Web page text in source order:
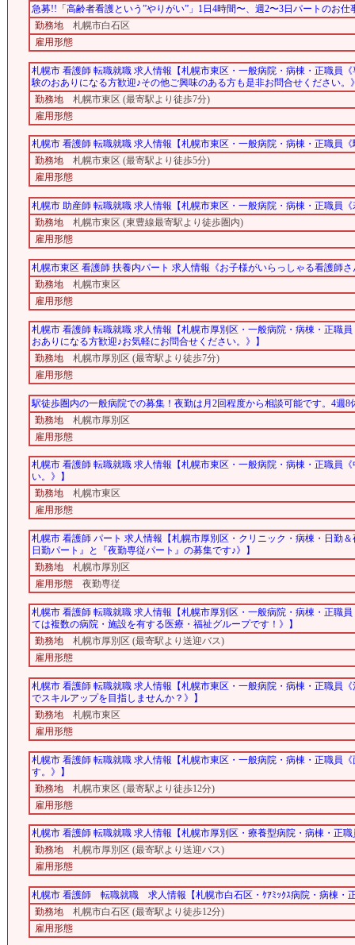
急募!!「高齢者看護という”やりがい”」1日4時間〜、週2〜3日パートのお
勤務地
札幌市白石区
雇用形態
札幌市 看護師 転職就職 求人情報【札幌市東区・一般病院・病棟・正職員
験のおありになる方歓迎♪その他ご興味のある方も是非お問合せください。
勤務地
札幌市東区 (最寄駅より徒歩7分)
雇用形態
札幌市 看護師 転職就職 求人情報【札幌市東区・一般病院・病棟・正職員
勤務地
札幌市東区 (最寄駅より徒歩5分)
雇用形態
札幌市 助産師 転職就職 求人情報【札幌市東区・一般病院・病棟・正職員
勤務地
札幌市東区 (東豊線最寄駅より徒歩圏内)
雇用形態
札幌市東区 看護師 扶養内パート 求人情報《お子様がいらっしゃる看護師
勤務地
札幌市東区
雇用形態
札幌市 看護師 転職就職 求人情報【札幌市厚別区・一般病院・病棟・正職
おありになる方歓迎♪お気軽にお問合せください。》】
勤務地
札幌市厚別区 (最寄駅より徒歩7分)
雇用形態
駅徒歩圏内の一般病院での募集！夜勤は月2回程度から相談可能です。4週8
勤務地
札幌市厚別区
雇用形態
札幌市 看護師 転職就職 求人情報【札幌市東区・一般病院・病棟・正職員
い。》】
勤務地
札幌市東区
雇用形態
札幌市 看護師 パート 求人情報【札幌市厚別区・クリニック・病棟・日勤
日勤パート』と『夜勤専従パート』の募集です♪》】
勤務地
札幌市厚別区
雇用形態
夜勤専従
札幌市 看護師 転職就職 求人情報【札幌市厚別区・一般病院・病棟・正職
ては複数の病院・施設を有する医療・福祉グループです！》】
勤務地
札幌市厚別区 (最寄駅より送迎バス)
雇用形態
札幌市 看護師 転職就職 求人情報【札幌市東区・一般病院・病棟・正職員
でスキルアップを目指しませんか？》】
勤務地
札幌市東区
雇用形態
札幌市 看護師 転職就職 求人情報【札幌市東区・一般病院・病棟・正職員
す。》】
勤務地
札幌市東区 (最寄駅より徒歩12分)
雇用形態
札幌市 看護師 転職就職 求人情報【札幌市厚別区・療養型病院・病棟・正
勤務地
札幌市厚別区 (最寄駅より送迎バス)
雇用形態
札幌市 看護師 転職就職 求人情報【札幌市白石区・ｹｱﾐｯｸｽ病院・病棟・
勤務地
札幌市白石区 (最寄駅より徒歩12分)
雇用形態